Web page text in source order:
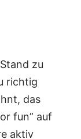
zu
richtig
das
fun” auf
aktiv